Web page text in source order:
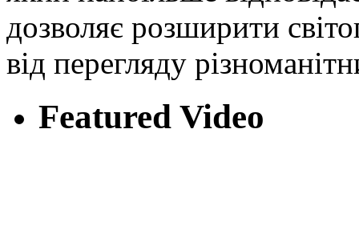
дозволяє розширити
від перегляду
Featured Video